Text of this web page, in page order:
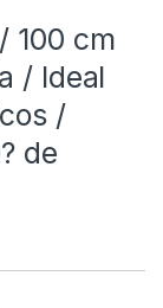
100 cm
/ Ideal
/
de